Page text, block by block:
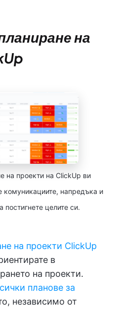
на
на проекти на ClickUp ви
комуникациите, напредъка и
постигнете целите си.
на проекти ClickUp
в
на проекти.
планове за
независимо от